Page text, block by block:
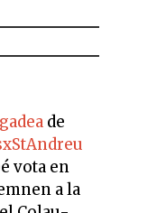
de
vota en
a la